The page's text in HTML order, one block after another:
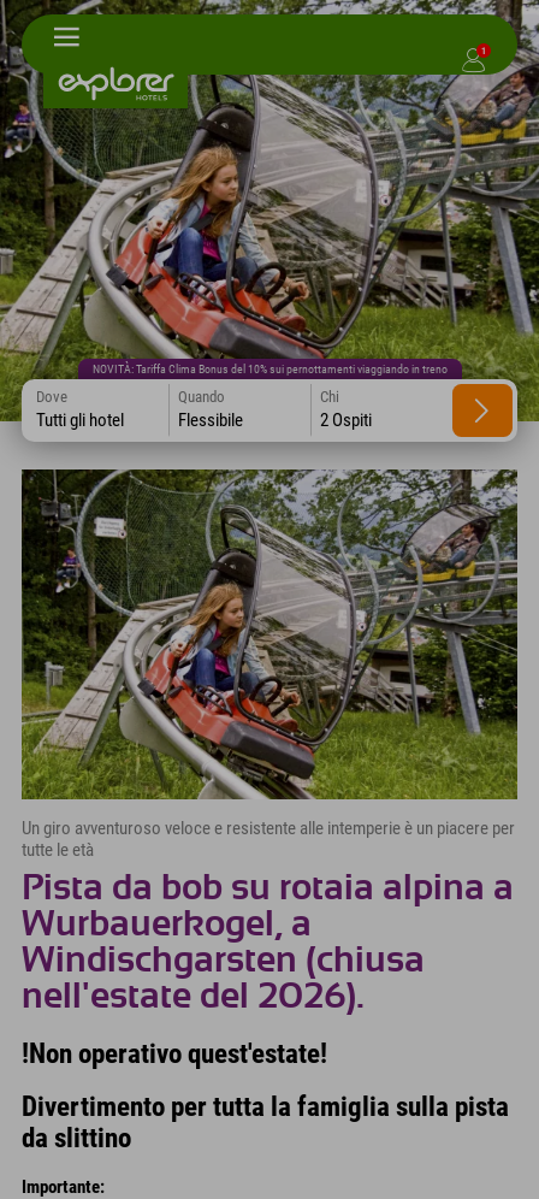
1
NOVITÀ: Tariffa Clima Bonus del 10% sui pernottamenti viaggiando in treno
Dove
Tutti gli hotel
Quando
Flessibile
Chi
2 Ospiti
Un giro avventuroso veloce e resistente alle intemperie è un piacere per
tutte le età
Pista da bob su rotaia alpina a
Wurbauerkogel, a
Windischgarsten (chiusa
nell'estate del 2026).
!Non operativo quest'estate!
Divertimento per tutta la famiglia sulla pista
da slittino
Importante: